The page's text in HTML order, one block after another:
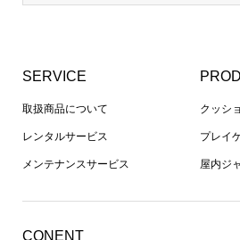
SERVICE
取扱商品について
レンタルサービス
メンテナンスサービス
クッシ
プレイ
屋内ジ
CONENT